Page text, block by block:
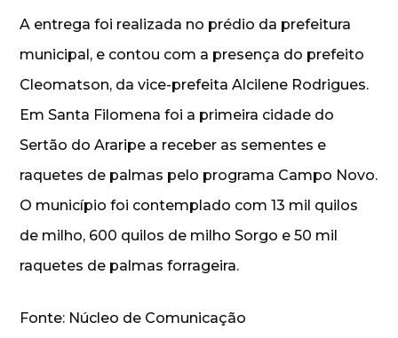
A entrega foi realizada no prédio da prefeitura
municipal, e contou com a presença do prefeito
Cleomatson, da vice-prefeita Alcilene Rodrigues.
Em Santa Filomena foi a primeira cidade do
Sertão do Araripe a receber as sementes e
raquetes de palmas pelo programa Campo Novo.
O município foi contemplado com 13 mil quilos
de milho, 600 quilos de milho Sorgo e 50 mil
raquetes de palmas forrageira.
Fonte: Núcleo de Comunicação